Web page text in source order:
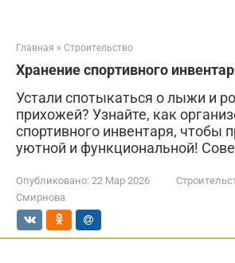
Главная » Строительство
Хранение спортивного
Устали спотыкаться о лыжи и
прихожей? Узнайте, как
спортивного инвентаря, чтобы
уютной и функциональной!
Опубликовано: 22 Мар 2026
Смирнова